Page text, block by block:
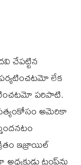
చేపట్టిన
లేక
పరిపాటి.
అమెరికా
ఇజ్రాయిల్‌
ట్రంప్‌ను